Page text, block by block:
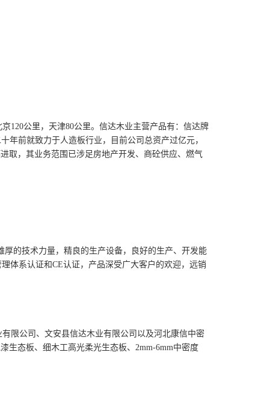
120公里，天津80公里。信达木业主营产品有：信达牌
年前就致力于人造板行业，目前公司总资产过亿元，
取，其业务范围已涉足房地产开发、商砼供应、燃气
的技术力量，精良的生产设备，良好的生产、开发能
体系认证和CE认证，产品深受广大客户的欢迎，远销
限公司、文安县信达木业有限公司以及河北康信中密
生态板、细木工高光柔光生态板、2mm-6mm中密度